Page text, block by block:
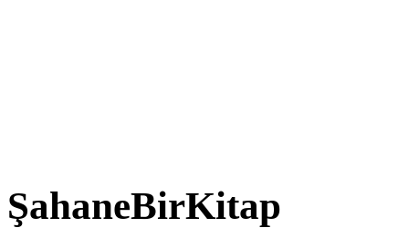
ŞahaneBirKitap